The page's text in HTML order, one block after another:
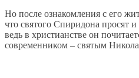
Но после ознакомления с его
что святого Спиридона просят
ведь в христианстве он
современником – святым